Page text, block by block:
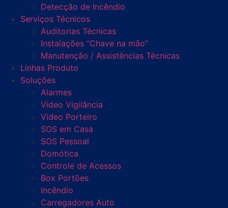
Detecção de Incêndio
Serviços Técnicos
Auditorias Técnicas
Instalações “Chave na mão”
Manutenção / Assistências Técnicas
Linhas Produto
Soluções
Alarmes
Video Vigilância
Video Porteiro
SOS em Casa
SOS Pessoal
Domótica
Controle de Acessos
Box Portões
Incêndio
Carregadores Auto